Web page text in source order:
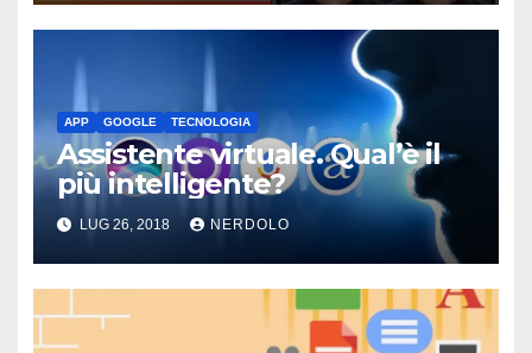
APP GOOGLE TECNOLOGIA
Assistente virtuale. Qual’è il
più intelligente?
LUG 26, 2018 NERDOLO